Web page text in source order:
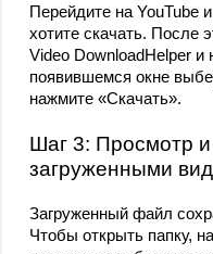
Перейдите на YouTube
хотите скачать. После
Video DownloadHelper и
появившемся окне
нажмите «Скачать».
Шаг 3: Просмотр
загруженными
Загруженный файл
Чтобы открыть папку,